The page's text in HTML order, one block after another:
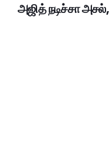
அஜித் நடிச்சா அசல்,